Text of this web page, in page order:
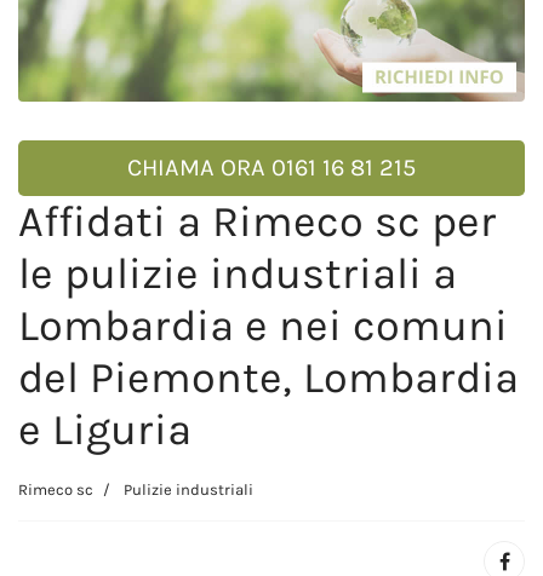
CHIAMA ORA 0161 16 81 215
Affidati a Rimeco sc per
le pulizie industriali a
Lombardia e nei comuni
del Piemonte, Lombardia
e Liguria
Rimeco sc Pulizie industriali